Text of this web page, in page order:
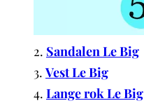
2. Sandalen Le Big
3. Vest Le Big
4. Lange rok Le Big